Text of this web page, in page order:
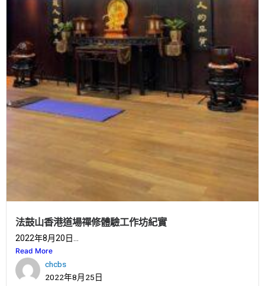
法鼓山香港道場禪修體驗工作坊紀實
2022年8月20日...
Read More
chcbs
2022年8月25日